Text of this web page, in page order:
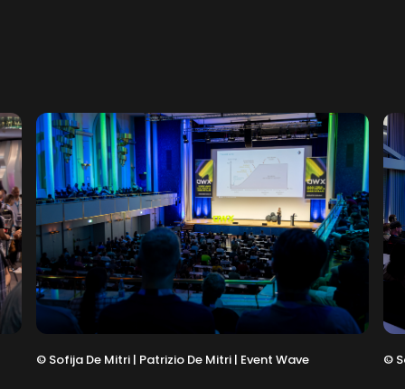
© Sofija De Mitri | Patrizio De Mitri | Event Wave ©